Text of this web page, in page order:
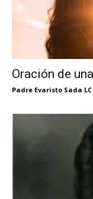
Oración de
Padre Evaristo Sada LC